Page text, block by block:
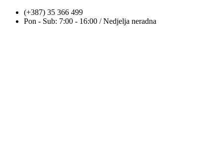
Skip
(+387) 35 366 499
Pon - Sub: 7:00 - 16:00 / Nedjelja neradna